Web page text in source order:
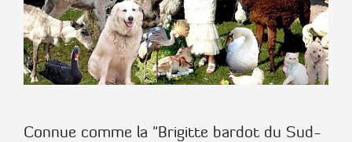
Connue comme la "Brigitte bardot du Sud-